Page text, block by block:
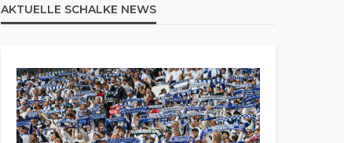
AKTUELLE SCHALKE NEWS